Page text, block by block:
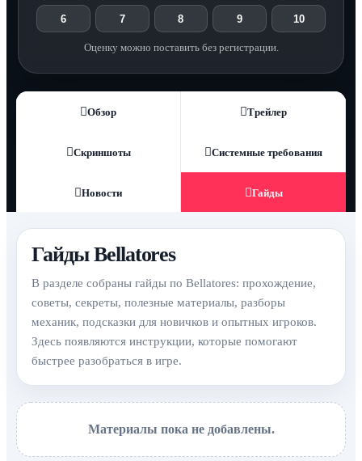
6 7 8 9 10
Оценку можно поставить без регистрации.
Обзор Трейлер
Скриншоты Системные требования
Новости Гайды
Гайды Bellatores
В разделе собраны гайды по Bellatores: прохождение,
советы, секреты, полезные материалы, разборы
механик, подсказки для новичков и опытных игроков.
Здесь появляются инструкции, которые помогают
быстрее разобраться в игре.
Материалы пока не добавлены.